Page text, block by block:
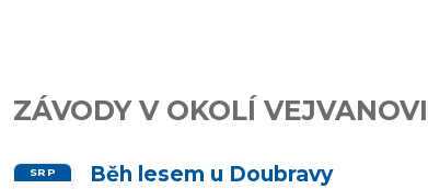
Kalkulátor
tempa
ZÁVODY V OKOLÍ
SRP Běh lesem u Doubravy